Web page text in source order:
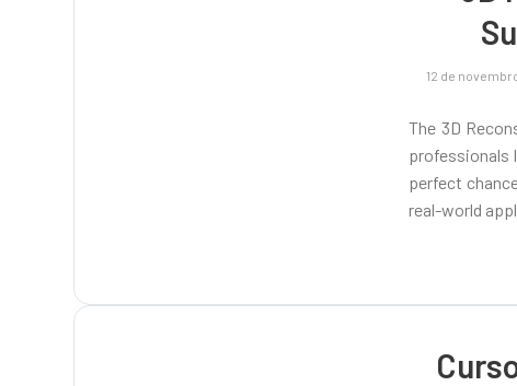
12 de
The 3D
professionals
perfect
real-world